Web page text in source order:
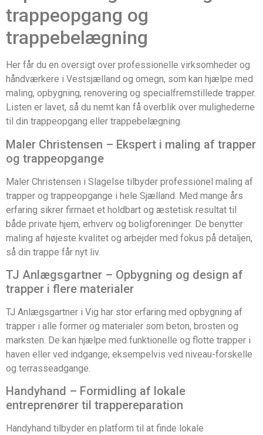
trappeopgang og
trappebelægning
Her får du en oversigt over professionelle virksomheder og
håndværkere i Vestsjælland og omegn, som kan hjælpe med
maling, opbygning, renovering og specialfremstillede trapper.
Listen er lavet, så du nemt kan få overblik over mulighederne
til din trappeopgang eller trappebelægning.
Maler Christensen – Ekspert i maling af trapper
og trappeopgange
Maler Christensen i Slagelse tilbyder professionel maling af
trapper og trappeopgange i hele Sjælland. Med mange års
erfaring sikrer firmaet et holdbart og æstetisk resultat til
både private hjem, erhverv og boligforeninger. De benytter
maling af højeste kvalitet og arbejder med fokus på detaljen,
så din trappe får nyt liv.
TJ Anlægsgartner – Opbygning og design af
trapper i flere materialer
TJ Anlægsgartner i Vig har stor erfaring med opbygning af
trapper i alle former og materialer som beton, brosten og
marksten. De kan hjælpe med funktionelle og flotte trapper i
haven eller ved indgange, eksempelvis ved niveau-forskelle
og terrasseadgange.
Handyhand – Formidling af lokale
entreprenører til trappereparation
Handyhand tilbyder en platform til at finde lokale